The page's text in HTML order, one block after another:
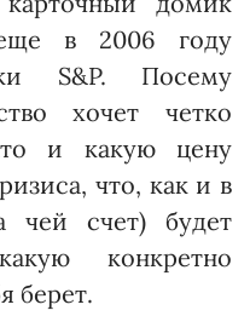
в 2006 году
S&P. По­сему
хочет четко
и какую цену
что, как и в
чей счет) будет
конкретно
берет.